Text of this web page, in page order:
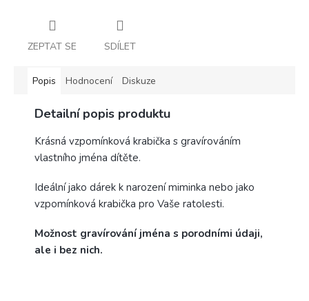
ZEPTAT SE SDÍLET
Popis Hodnocení Diskuze
Detailní popis produktu
Krásná vzpomínková krabička s gravírováním
vlastního jména dítěte.
Ideální jako dárek k narození miminka nebo jako
vzpomínková krabička pro Vaše ratolesti.
Možnost gravírování jména s porodními údaji,
ale i bez nich.